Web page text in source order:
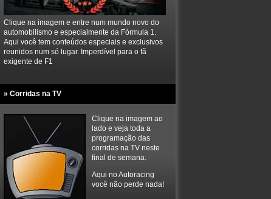
Clique na imagem e entre num mundo novo do
automobilismo e especialmente da Fórmula 1.
Aqui você tem conteúdos especiais e exclusivos
reunidos num só lugar. Imperdível para o fã
exigente de F1
» Corridas na TV
Clique na imagem ao
lado e veja toda a
programação das
corridas na TV neste
final de semana.
Aqui no Autoracing
você não perde nada!